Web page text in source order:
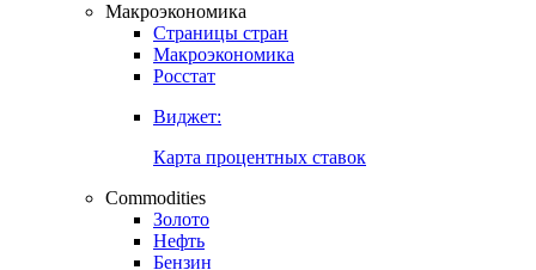
Создать индекс
Возможность создания своего индекса
Страницы стран
Росстат
Виджет:
Карта процентных ставок